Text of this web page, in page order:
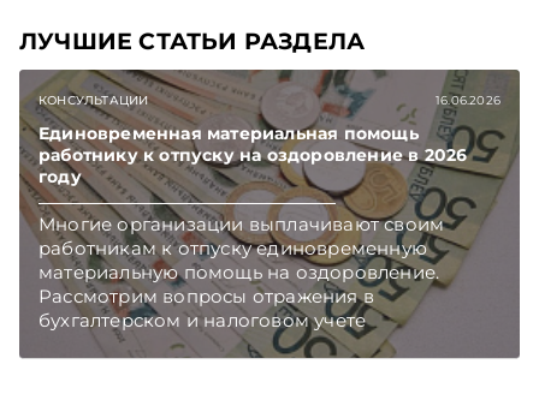
ЛУЧШИЕ СТАТЬИ РАЗДЕЛА
КОНСУЛЬТАЦИИ 16.06.2026
Единовременная материальная помощь
работнику к отпуску на оздоровление в 2026
году
Многие организации выплачивают своим
работникам к отпуску единовременную
материальную помощь на оздоровление.
Рассмотрим вопросы отражения в
бухгалтерском и налоговом учете
хозяйственных операций по начислению и